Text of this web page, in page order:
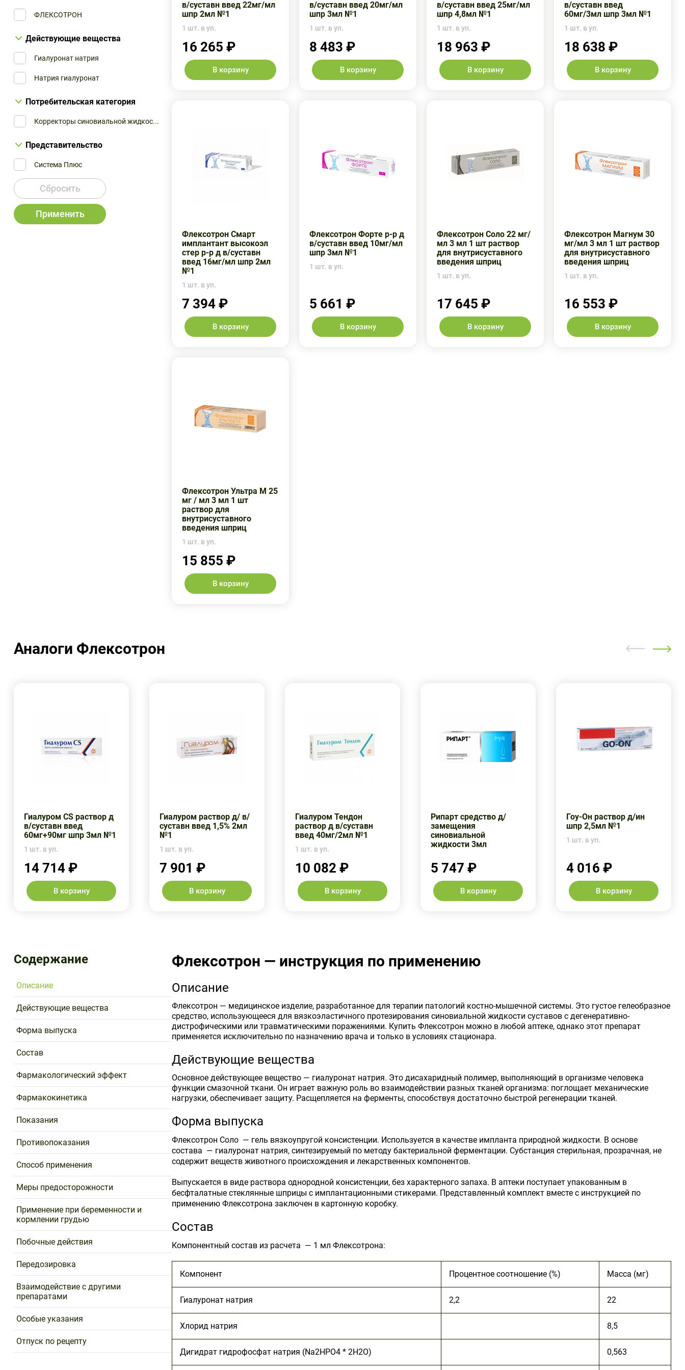
Сайвижн Байотек
ФЛЕКСОТРОН
Действующие вещества
Гиалуронат натрия
Натрия гиалуронат
Потребительская категория
Корректоры синовиальной жидкос...
Представительство
Система Плюс
Сбросить
Применить
в/суставн введ 22мг/мл
шпр 2мл №1
1 шт. в уп.
16 265 ₽
В корзину
в/суставн введ 20мг/мл
шпр 3мл №1
1 шт. в уп.
8 483 ₽
В корзину
в/суставн введ 25мг/мл
шпр 4,8мл №1
1 шт. в уп.
18 963 ₽
В корзину
в/суставн введ
60мг/3мл шпр 3мл №1
1 шт. в уп.
18 638 ₽
В корзину
Флексотрон Смарт
имплантант высокоэл
стер р-р д в/суставн
введ 16мг/мл шпр 2мл
№1
1 шт. в уп.
7 394 ₽
В корзину
Флексотрон Форте р-р д
в/суставн введ 10мг/мл
шпр 3мл №1
1 шт. в уп.
5 661 ₽
В корзину
Флексотрон Соло 22 мг/
мл 3 мл 1 шт раствор
для внутрисуставного
введения шприц
1 шт. в уп.
17 645 ₽
В корзину
Флексотрон Магнум 30
мг/мл 3 мл 1 шт раствор
для внутрисуставного
введения шприц
1 шт. в уп.
16 553 ₽
В корзину
Флексотрон Ультра М 25
мг / мл 3 мл 1 шт
раствор для
внутрисуставного
введения шприц
1 шт. в уп.
15 855 ₽
В корзину
Аналоги Флексотрон
Гиалуром CS раствор д
в/суставн введ
60мг+90мг шпр 3мл №1
1 шт. в уп.
14 714 ₽
В корзину
Гиалуром раствор д/ в/
суставн введ 1,5% 2мл
№1
1 шт. в уп.
7 901 ₽
В корзину
Гиалуром Тендон
раствор д в/суставн
введ 40мг/2мл №1
1 шт. в уп.
10 082 ₽
В корзину
Рипарт средство д/
замещения
синовиальной
жидкости 3мл
5 747 ₽
В корзину
Гоу-Он раствор д/ин
шпр 2,5мл №1
1 шт. в уп.
4 016 ₽
В корзину
Содержание
Описание
Действующие вещества
Форма выпуска
Состав
Фармакологический эффект
Фармакокинетика
Показания
Противопоказания
Способ применения
Меры предосторожности
Применение при беременности и
кормлении грудью
Побочные действия
Передозировка
Взаимодействие с другими
препаратами
Особые указания
Отпуск по рецепту
Флексотрон — инструкция по применению
Описание
Флексотрон — медицинское изделие, разработанное для терапии патологий костно-мышечной системы. Это густое гелеобразное
средство, использующееся для вязкоэластичного протезирования синовиальной жидкости суставов с дегенеративно-
дистрофическими или травматическими поражениями. Купить Флексотрон можно в любой аптеке, однако этот препарат
применяется исключительно по назначению врача и только в условиях стационара.
Действующие вещества
Основное действующее вещество — гиалуронат натрия. Это дисахаридный полимер, выполняющий в организме человека
функции смазочной ткани. Он играет важную роль во взаимодействии разных тканей организма: поглощает механические
нагрузки, обеспечивает защиту. Расщепляется на ферменты, способствуя достаточно быстрой регенерации тканей.
Форма выпуска
Флексотрон Соло — гель вязкоупругой консистенции. Используется в качестве импланта природной жидкости. В основе
состава — гиалуронат натрия, синтезируемый по методу бактериальной ферментации. Субстанция стерильная, прозрачная, не
содержит веществ животного происхождения и лекарственных компонентов.
Выпускается в виде раствора однородной консистенции, без характерного запаха. В аптеки поступает упакованным в
бесфталатные стеклянные шприцы с имплантационными стикерами. Представленный комплект вместе с инструкцией по
применению Флексотрона заключен в картонную коробку.
Состав
Компонентный состав из расчета — 1 мл Флексотрона:
Компонент Процентное соотношение (%) Масса (мг)
Гиалуронат натрия 2,2 22
Хлорид натрия 8,5
Дигидрат гидрофосфат натрия (Na2HPO4 * 2H2O) 0,563